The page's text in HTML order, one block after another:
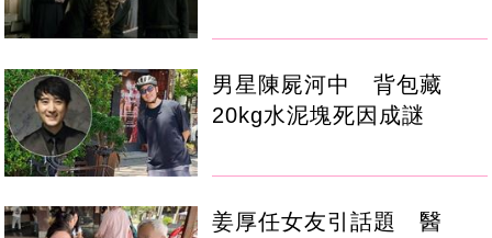
男星陳屍河中 背包藏
20kg水泥塊死因成謎
姜厚任女友引話題 醫